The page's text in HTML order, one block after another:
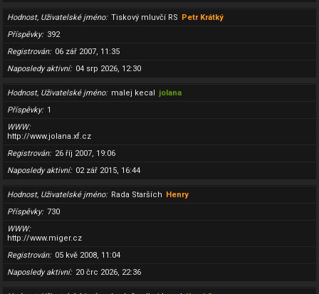
Hodnost, Uživatelské jméno Tiskový mluvčí RS Petr Krátký
Příspěvky
392
Registrován
06 zář 2007, 11:35
Naposledy aktivní
04 srp 2026, 12:30
Hodnost, Uživatelské jméno malej kecal jolana
Příspěvky
1
WWW
http://www.jolana.xf.cz
Registrován
26 říj 2007, 19:06
Naposledy aktivní
02 zář 2015, 16:44
Hodnost, Uživatelské jméno Rada Starších Henry
Příspěvky
730
WWW
http://www.miger.cz
Registrován
05 kvě 2008, 11:04
Naposledy aktivní
20 črc 2026, 22:36